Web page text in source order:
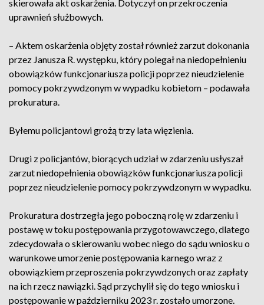
skierowała akt oskarżenia. Dotyczył on przekroczenia
uprawnień służbowych.
– Aktem oskarżenia objęty został również zarzut dokonania
przez Janusza R. występku, który polegał na niedopełnieniu
obowiązków funkcjonariusza policji poprzez nieudzielenie
pomocy pokrzywdzonym w wypadku kobietom – podawała
prokuratura.
Byłemu policjantowi grożą trzy lata więzienia.
Drugi z policjantów, biorących udział w zdarzeniu usłyszał
zarzut niedopełnienia obowiązków funkcjonariusza policji
poprzez nieudzielenie pomocy pokrzywdzonym w wypadku.
Prokuratura dostrzegła jego poboczną rolę w zdarzeniu i
postawę w toku postępowania przygotowawczego, dlatego
zdecydowała o skierowaniu wobec niego do sądu wniosku o
warunkowe umorzenie postępowania karnego wraz z
obowiązkiem przeproszenia pokrzywdzonych oraz zapłaty
na ich rzecz nawiązki. Sąd przychylił się do tego wniosku i
postępowanie w październiku 2023 r. zostało umorzone.